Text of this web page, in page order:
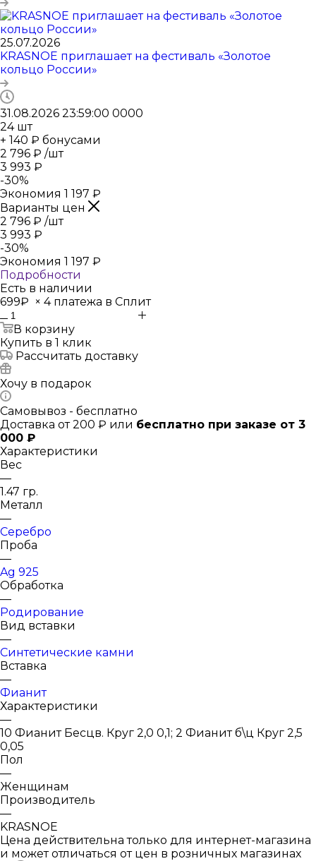
25.07.2026
KRASNOE приглашает на фестиваль «Золотое
кольцо России»
31.08.2026 23:59:00 0000
24 шт
+ 140 ₽ бонусами
2 796 ₽ /шт
3 993 ₽
-30%
Экономия 1 197 ₽
Варианты цен
2 796 ₽ /шт
3 993 ₽
-30%
Экономия 1 197 ₽
Подробности
Есть в наличии
699₽ × 4 платежа в Сплит
В корзину
Купить в 1 клик
Рассчитать доставку
Хочу в подарок
Самовывоз - бесплатно
Доставка от 200 ₽ или бесплатно при заказе от 3
000 ₽
Характеристики
Вес
—
1.47 гр.
Металл
—
Серебро
Проба
—
Ag 925
Обработка
—
Родирование
Вид вставки
—
Синтетические камни
Вставка
—
Фианит
Характеристики
—
10 Фианит Бесцв. Круг 2,0 0,1; 2 Фианит б\ц Круг 2,5
0,05
Пол
—
Женщинам
Производитель
—
KRASNOE
Цена действительна только для интернет-магазина
и может отличаться от цен в розничных магазинах